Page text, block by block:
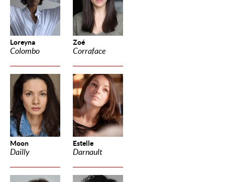
Loreyna
Colombo
Zoé
Corraface
Moon
Dailly
Estelle
Darnault